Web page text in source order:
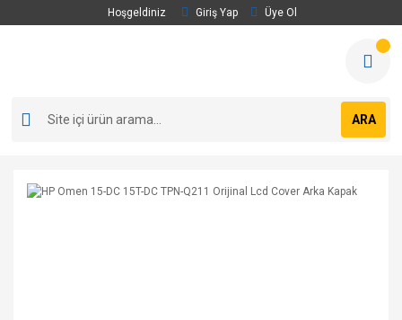
Hoşgeldiniz Giriş Yap Üye Ol
ARA